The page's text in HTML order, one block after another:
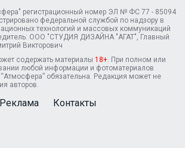
регистрационный номер ЭЛ № ФС 77 - 85094
федеральной службой по надзору в
технологий и массовых коммуникаций
ООО "СТУДИЯ ДИЗАЙНА "АГАТ", Главный
Викторович
содержать материалы 18+ . При полном или
любой информации и фотоматериалов
обязательна. Редакция может не
авторов.
Реклама Контакты